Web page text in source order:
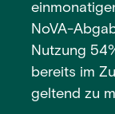
NoVA-
Nutzung
bereits im
geltend zu